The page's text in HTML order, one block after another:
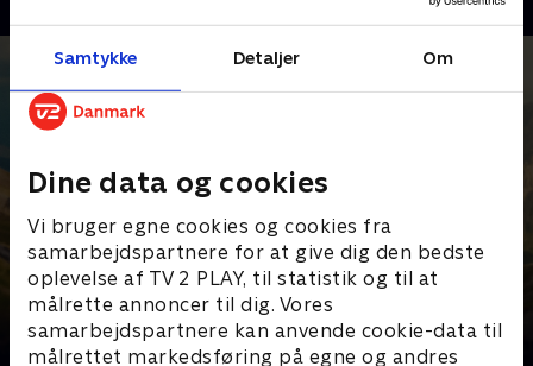
Samtykke Detaljer Om
Dine data og cookies
Vi bruger egne cookies og cookies fra
samarbejdspartnere for at give dig den bedste
oplevelse af TV 2 PLAY, til statistik og til at
målrette annoncer til dig. Vores
samarbejdspartnere kan anvende cookie-data til
målrettet markedsføring på egne og andres
Senest tilføjet